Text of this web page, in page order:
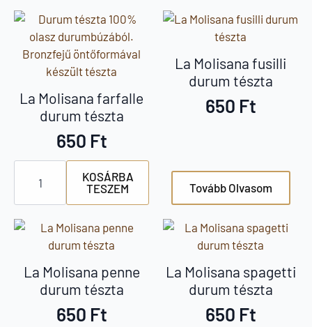
La Molisana farfalle
durum tészta
650 Ft
La
Molisana
farfalle
durum
mennyiség
KOSÁRBA
TESZEM
La Molisana fusilli
durum tészta
650 Ft
Tovább Olvasom
La Molisana penne
durum tészta
650 Ft
La Molisana spagetti
durum tészta
650 Ft